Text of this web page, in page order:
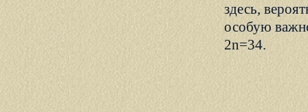
здесь,
особую
2n=34.